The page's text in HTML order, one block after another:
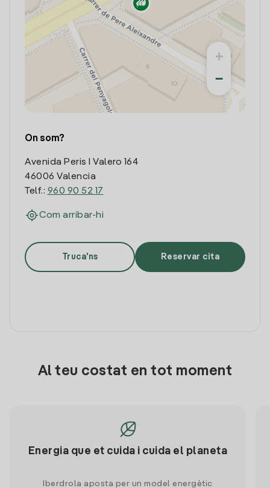
+
−
On som?
Avenida Peris I Valero 164
46006 Valencia
Telf.: 960 90 52 17
Com arribar-hi
Truca'ns Reservar cita
Al teu costat en tot moment
Energia que et cuida i cuida el planeta
Iberdrola aposta per un model energètic